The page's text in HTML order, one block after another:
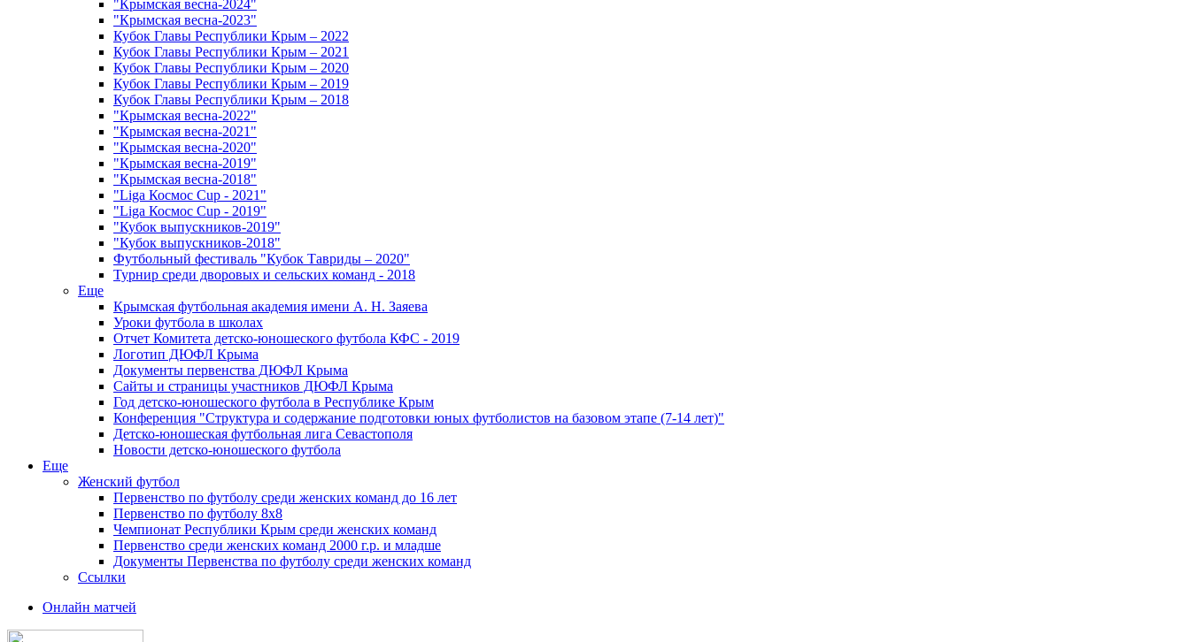
"Крымская весна-2024"
"Крымская весна-2023"
Кубок Главы Республики Крым – 2022
Кубок Главы Республики Крым – 2021
Кубок Главы Республики Крым – 2020
Кубок Главы Республики Крым – 2019
Кубок Главы Республики Крым – 2018
"Крымская весна-2022"
"Крымская весна-2021"
"Крымская весна-2020"
"Крымская весна-2019"
"Крымская весна-2018"
"Liga Космос Cup - 2021"
"Liga Космос Cup - 2019"
"Кубок выпускников-2019"
"Кубок выпускников-2018"
Футбольный фестиваль "Кубок Тавриды – 2020"
Турнир среди дворовых и сельских команд - 2018
Еще
Крымская футбольная академия имени А. Н. Заяева
Уроки футбола в школах
Отчет Комитета детско-юношеского футбола КФС - 2019
Логотип ДЮФЛ Крыма
Документы первенства ДЮФЛ Крыма
Сайты и страницы участников ДЮФЛ Крыма
Год детско-юношеского футбола в Республике Крым
Конференция "Структура и содержание подготовки юных футболистов на базовом этапе (7-14 лет)"
Детско-юношеская футбольная лига Севастополя
Новости детско-юношеского футбола
Еще
Женский футбол
Первенство по футболу среди женских команд до 16 лет
Первенство по футболу 8х8
Чемпионат Республики Крым среди женских команд
Первенство среди женских команд 2000 г.р. и младше
Документы Первенства по футболу среди женских команд
Ссылки
Онлайн матчей